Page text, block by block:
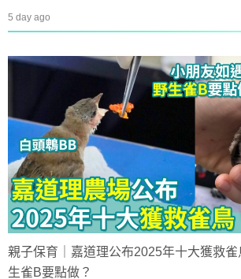
5 day ago
親子保育｜嘉道理公布2025年十大獲救
生雀B要點做？